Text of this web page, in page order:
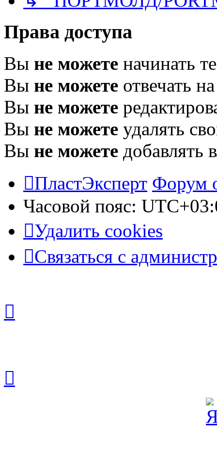
Права доступа
Вы не можете начинать
Вы не можете отвечать
Вы не можете
Вы не можете удалять
Вы не можете добавлять
ПластЭксперт Форум
Часовой пояс:
Удалить cookies
Связаться с